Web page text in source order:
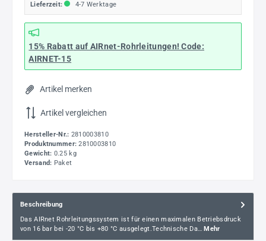
Lieferzeit: 4-7 Werktage
15% Rabatt auf AIRnet-Rohrleitungen! Code:
AIRNET-15
Artikel merken
Artikel vergleichen
Hersteller-Nr.: 2810003810
Produktnummer: 2810003810
Gewicht: 0.25 kg
Versand: Paket
Beschreibung
Das AIRnet Rohrleitungssystem ist für einen maximalen Betriebsdruck
von 16 bar bei -20 °C bis +80 °C ausgelegt.Technische Da… Mehr